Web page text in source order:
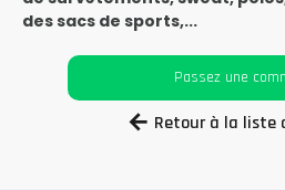
des sacs de sports,...
Passez une
Retour à la liste